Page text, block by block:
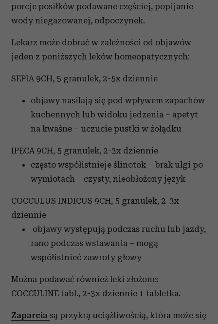
porcje posiłków podawane częściej, popijanie
wody niegazowanej, odpoczynek.
Lekarz może dobrać w zależności od objawów
jeden z poniższych leków homeopatycznych:
SEPIA 9CH, 5 granulek, 2-5x dziennie
objawy nasilają się pod wpływem zapachów
kuchennych lub widoku jedzenia – apetyt
na kwaśne – uczucie pustki w żołądku
IPECA 9CH, 5 granulek, 2-3x dziennie
często współistnieje ślinotok – brak ulgi po
wymiotach – czysty, nieobłożony język
COCCULUS INDICUS 9CH, 5 granulek, 2-3x
dziennie
objawy występują podczas ruchu lub jazdy,
rano podczas wstawania – mogą
współistnieć zawroty głowy
Można podawać również leki złożone:
COCCULINE tabl., 2-3x dziennie 1 tabletka.
Zaparcia są przykrą uciążliwością, która może się